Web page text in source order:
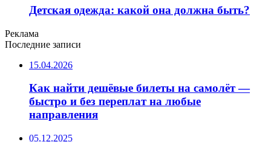
Детская одежда: какой она должна быть?
Реклама
Последние записи
15.04.2026
Как найти дешёвые билеты на самолёт —
быстро и без переплат на любые
направления
05.12.2025